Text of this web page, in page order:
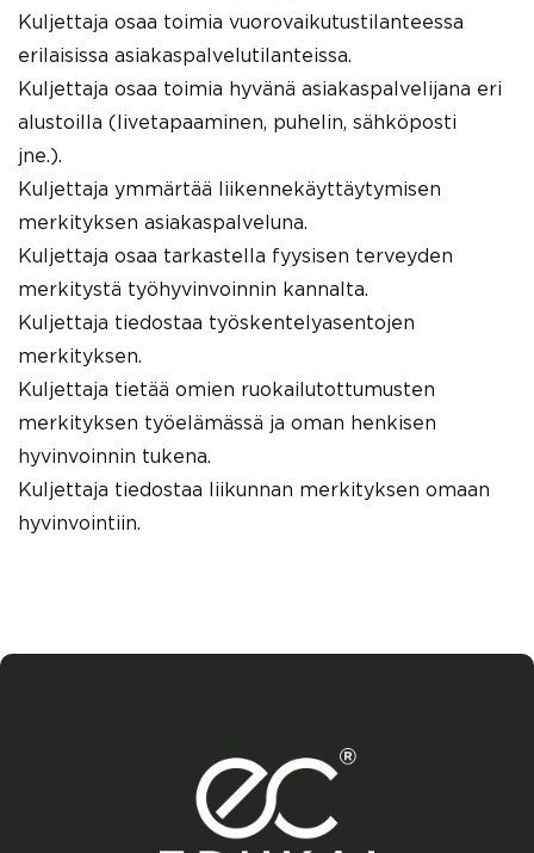
Kuljettaja osaa toimia vuorovaikutustilanteessa
erilaisissa asiakaspalvelutilanteissa.
Kuljettaja osaa toimia hyvänä asiakaspalvelijana eri
alustoilla (livetapaaminen, puhelin, sähköposti
jne.).
Kuljettaja ymmärtää liikennekäyttäytymisen
merkityksen asiakaspalveluna.
Kuljettaja osaa tarkastella fyysisen terveyden
merkitystä työhyvinvoinnin kannalta.
Kuljettaja tiedostaa työskentelyasentojen
merkityksen.
Kuljettaja tietää omien ruokailutottumusten
merkityksen työelämässä ja oman henkisen
hyvinvoinnin tukena.
Kuljettaja tiedostaa liikunnan merkityksen omaan
hyvinvointiin.